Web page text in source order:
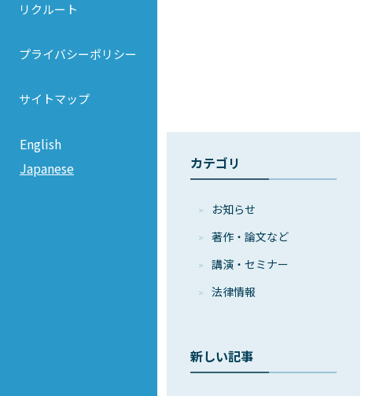
リクルート
プライバシーポリシー
サイトマップ
English
Japanese
カテゴリ
お知らせ
著作・論⽂など
講演・セミナー
法律情報
新しい記事